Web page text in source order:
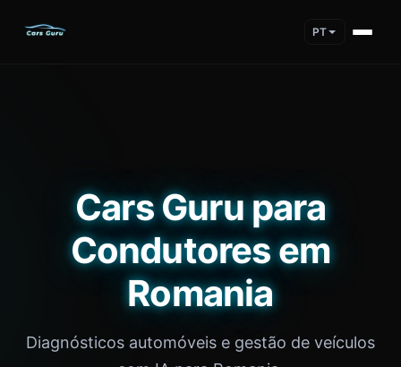
PT
Cars Guru para
Condutores em
Romania
Diagnósticos automóveis e gestão de veículos